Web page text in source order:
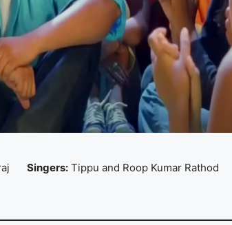
Singers: Tippu and Roop Kumar Rathod